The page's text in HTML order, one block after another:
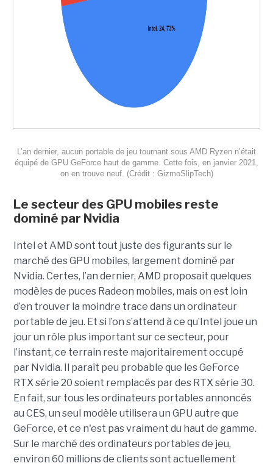
L’an dernier, aucun portable de jeu tournant sous AMD Ryzen n’était
équipé de GPU GeForce haut de gamme. Cette fois, en janvier 2021,
on en trouve neuf. (Crédit : GizmoSlipTech)
Le secteur des GPU mobiles reste
dominé par Nvidia
Intel et AMD sont tout juste des figurants sur le
marché des GPU mobiles, largement dominé par
Nvidia. Certes, l’an dernier, AMD proposait quelques
modèles de puces Radeon mobiles, mais on est loin
d’en trouver la moindre trace dans un ordinateur
portable de jeu. Et si l’on s’attend à ce qu’Intel joue un
jour un rôle plus important sur ce secteur, pour
l’instant, ce terrain reste majoritairement occupé
par Nvidia. Il paraît peu probable que les GeForce
RTX série 20 soient remplacés par des RTX série 30.
En fait, sur tous les ordinateurs portables annoncés
au CES, un seul modèle utilisera un GPU autre que
GeForce, et ce n'est pas vraiment du haut de gamme.
Sur le marché des ordinateurs portables de jeu,
environ 60 millions de clients sont actuellement